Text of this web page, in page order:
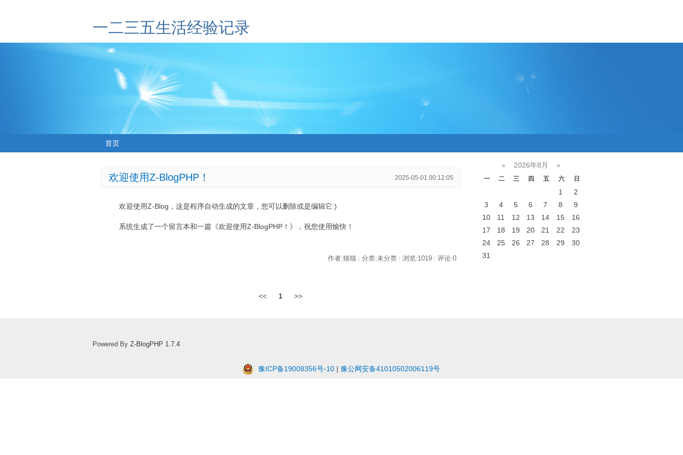
一二三五生活经验记录
首页
欢迎使用Z-BlogPHP！ 2025-05-01 00:12:05
欢迎使用Z-Blog，这是程序自动生成的文章，您可以删除或是编辑它:)
系统生成了一个留言本和一篇《欢迎使用Z-BlogPHP！》，祝您使用愉快！
作者:猫猫 | 分类:未分类 | 浏览:1019 | 评论:0
<< 1 >>
« 2026年8月 »
一 二 三 四 五 六 日
1
2
3
4 5 6 7 8
9
10
11 12 13 14 15
16
17
18 19 20 21 22
23
24
25 26 27 28 29
30
31
Powered By Z-BlogPHP 1.7.4
豫ICP备19008356号-10 | 豫公网安备41010502006119号